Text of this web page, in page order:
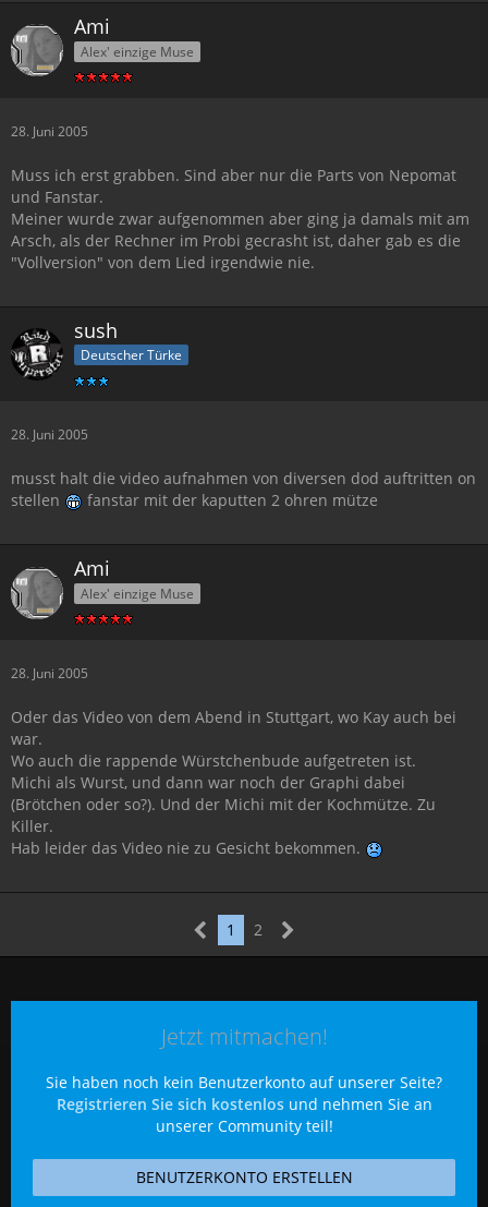
Ami
Alex' einzige Muse
28. Juni 2005
Muss ich erst grabben. Sind aber nur die Parts von Nepomat
und Fanstar.
Meiner wurde zwar aufgenommen aber ging ja damals mit am
Arsch, als der Rechner im Probi gecrasht ist, daher gab es die
"Vollversion" von dem Lied irgendwie nie.
sush
Deutscher Türke
28. Juni 2005
musst halt die video aufnahmen von diversen dod auftritten on
stellen
fanstar mit der kaputten 2 ohren mütze
Ami
Alex' einzige Muse
28. Juni 2005
Oder das Video von dem Abend in Stuttgart, wo Kay auch bei
war.
Wo auch die rappende Würstchenbude aufgetreten ist.
Michi als Wurst, und dann war noch der Graphi dabei
(Brötchen oder so?). Und der Michi mit der Kochmütze. Zu
Killer.
Hab leider das Video nie zu Gesicht bekommen.
1 2
Jetzt mitmachen!
Sie haben noch kein Benutzerkonto auf unserer Seite?
Registrieren Sie sich kostenlosund nehmen Sie an
unserer Community teil!
BENUTZERKONTO ERSTELLEN